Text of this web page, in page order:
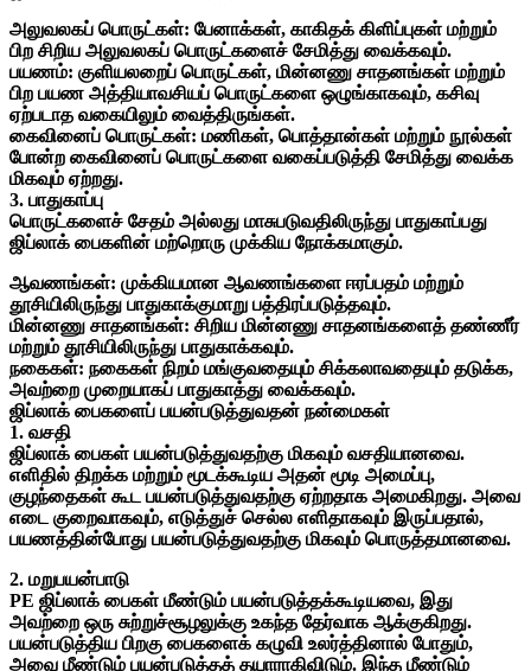
அலுவலகப் பொருட்கள்: பேனாக்கள், காகிதக் கிளிப்புகள் மற்றும்
பிற சிறிய அலுவலகப் பொருட்களைச் சேமித்து வைக்கவும்.
பயணம்: குளியலறைப் பொருட்கள், மின்னணு சாதனங்கள் மற்றும்
பிற பயண அத்தியாவசியப் பொருட்களை ஒழுங்காகவும், கசிவு
ஏற்படாத வகையிலும் வைத்திருங்கள்.
கைவினைப் பொருட்கள்: மணிகள், பொத்தான்கள் மற்றும் நூல்கள்
போன்ற கைவினைப் பொருட்களை வகைப்படுத்தி சேமித்து வைக்க
மிகவும் ஏற்றது.
3. பாதுகாப்பு
பொருட்களைச் சேதம் அல்லது மாசுபடுவதிலிருந்து பாதுகாப்பது
ஜிப்லாக் பைகளின் மற்றொரு முக்கிய நோக்கமாகும்.
ஆவணங்கள்: முக்கியமான ஆவணங்களை ஈரப்பதம் மற்றும்
தூசியிலிருந்து பாதுகாக்குமாறு பத்திரப்படுத்தவும்.
மின்னணு சாதனங்கள்: சிறிய மின்னணு சாதனங்களைத் தண்ணீர்
மற்றும் தூசியிலிருந்து பாதுகாக்கவும்.
நகைகள்: நகைகள் நிறம் மங்குவதையும் சிக்கலாவதையும் தடுக்க,
அவற்றை முறையாகப் பாதுகாத்து வைக்கவும்.
ஜிப்லாக் பைகளைப் பயன்படுத்துவதன் நன்மைகள்
1. வசதி
ஜிப்லாக் பைகள் பயன்படுத்துவதற்கு மிகவும் வசதியானவை.
எளிதில் திறக்க மற்றும் மூடக்கூடிய அதன் மூடி அமைப்பு,
குழந்தைகள் கூட பயன்படுத்துவதற்கு ஏற்றதாக அமைகிறது. அவை
எடை குறைவாகவும், எடுத்துச் செல்ல எளிதாகவும் இருப்பதால்,
பயணத்தின்போது பயன்படுத்துவதற்கு மிகவும் பொருத்தமானவை.
2. மறுபயன்பாடு
PE ஜிப்லாக் பைகள் மீண்டும் பயன்படுத்தக்கூடியவை, இது
அவற்றை ஒரு சுற்றுச்சூழலுக்கு உகந்த தேர்வாக ஆக்குகிறது.
பயன்படுத்திய பிறகு பைகளைக் கழுவி உலர்த்தினால் போதும்,
அவை மீண்டும் பயன்படுத்தத் தயாராகிவிடும். இந்த மீண்டும்